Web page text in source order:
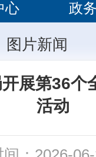
心 政
图片新闻
展第36个
活动